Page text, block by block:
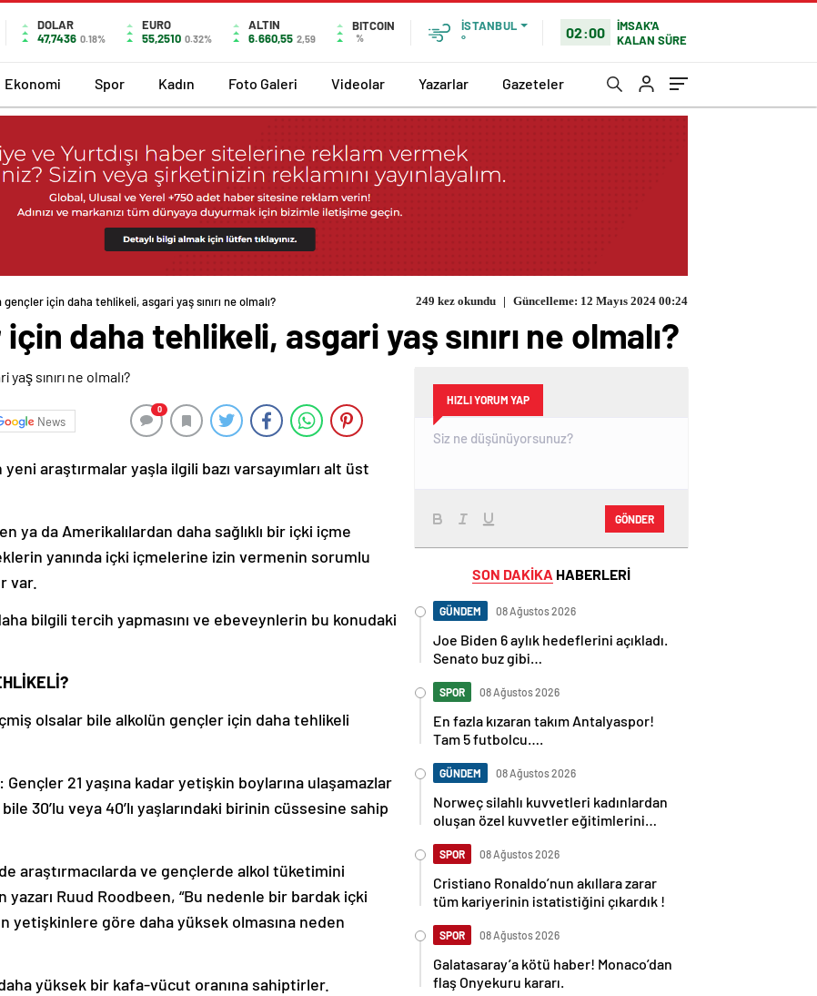
DOLAR
47,7436 0.18%
EURO
55,2510 0.32%
ALTIN
6.660,55 2,59
BITCOIN
%
İSTANBUL
°
02:00
İMSAK'A
KALAN SÜRE
Ekonomi Spor Kadın Foto Galeri Videolar Yazarlar Gazeteler
için daha tehlikeli, asgari yaş sınırı ne olmalı? 249 kez okundu | Güncelleme: 12 Mayıs 2024 00:24
daha tehlikeli, asgari yaş sınırı ne olmalı?
News
0
araştırmalar yaşla ilgili bazı varsayımları alt üst
ya da Amerikalılardan daha sağlıklı bir içki içme
yanında içki içmelerine izin vermenin sorumlu
var.
bilgili tercih yapmasını ve ebeveynlerin bu konudaki
olsalar bile alkolün gençler için daha tehlikeli
21 yaşına kadar yetişkin boylarına ulaşamazlar
30’lu veya 40’lı yaşlarındaki birinin cüssesine sahip
araştırmacılarda ve gençlerde alkol tüketimini
yazarı Ruud Roodbeen, “Bu nedenle bir bardak içki
yetişkinlere göre daha yüksek olmasına neden
yüksek bir kafa-vücut oranına sahiptirler.
HIZLI YORUM YAP
GÖNDER
SON DAKİKA HABERLERİ
GÜNDEM 08 Ağustos 2026
Joe Biden 6 aylık hedeflerini açıkladı.
Senato buz gibi…
SPOR 08 Ağustos 2026
En fazla kızaran takım Antalyaspor!
Tam 5 futbolcu….
GÜNDEM 08 Ağustos 2026
Norweç silahlı kuvvetleri kadınlardan
oluşan özel kuvvetler eğitimlerini
SPOR 08 Ağustos 2026
Cristiano Ronaldo’nun akıllara zarar
tüm kariyerinin istatistiğini çıkardık !
SPOR 08 Ağustos 2026
Galatasaray’a kötü haber! Monaco’dan
flaş Onyekuru kararı.